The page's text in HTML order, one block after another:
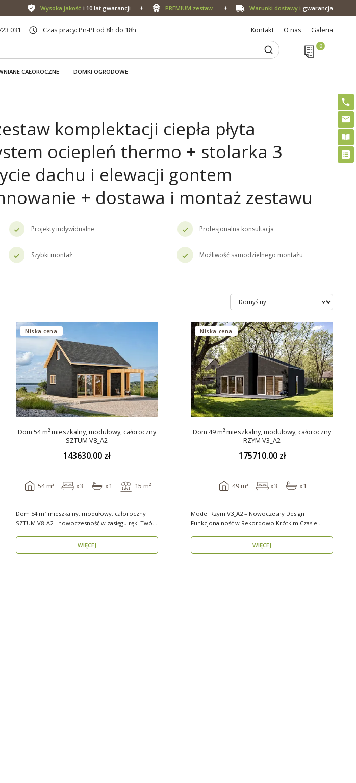
Wysoka jakość i 10 lat gwarancji PREMIUM zestaw Warunki dostawy i gwarancja
031 Czas pracy: Pn-Pt od 8h do 18h Kontakt O nas Galeria
CAŁOROCZNE DOMKI OGRODOWE
komplektacji ciepła płyta
ociepleń thermo + stolarka 3
dachu i elewacji gontem
+ dostawa i montaż zestawu
Projekty indywidualne Profesjonalna konsultacja
Szybki montaż Możliwość samodzielnego montażu
Niska cena
Dom 54 m² mieszkalny, modułowy, całoroczny
SZTUM V8_A2
143630.00 zł
54 m² x3 x1 15 m²
Dom 54 m² mieszkalny, modułowy, całoroczny
SZTUM V8_A2 - nowoczesność w zasięgu ręki Twój
WIĘCEJ
Niska cena
Dom 49 m² mieszkalny, modułowy, całoroczny
RZYM V3_A2
175710.00 zł
49 m² x3 x1
Model Rzym V3_A2 – Nowoczesny Design i
Funkcjonalność w Rekordowo Krótkim Czasie
WIĘCEJ